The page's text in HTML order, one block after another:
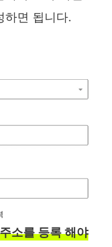
하면 됩니다.
소를 등록 해야